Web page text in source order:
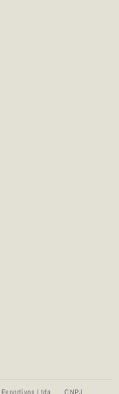
Esportivos Ltda CNPJ